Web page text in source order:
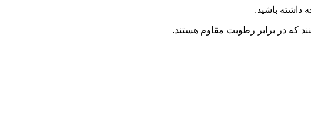
داشته باشید.
که در برابر رطوبت مقاوم هستند.